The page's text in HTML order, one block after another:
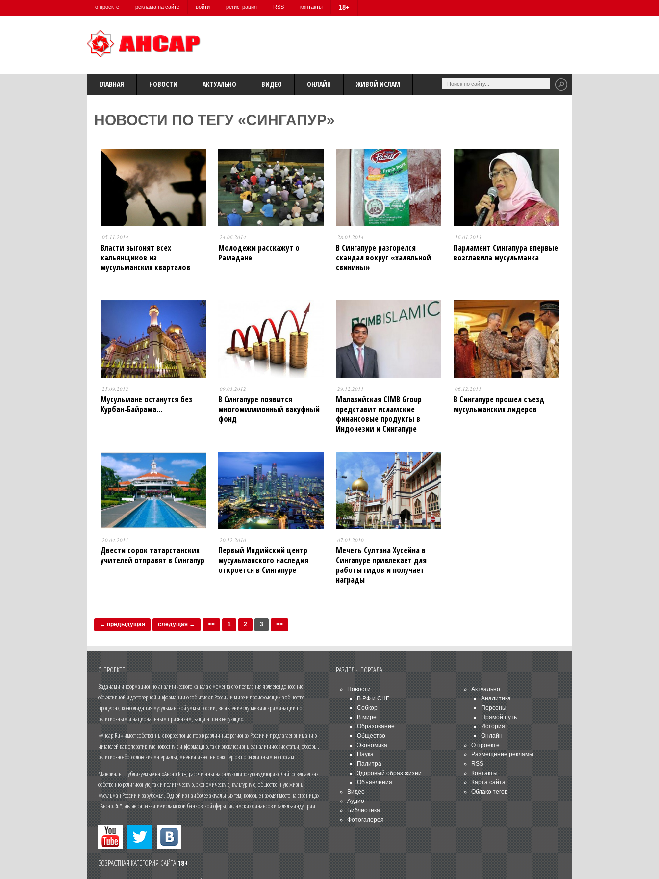
о проекте реклама на сайте войти регистрация RSS контакты 18+
ГЛАВНАЯ НОВОСТИ АКТУАЛЬНО ВИДЕО ОНЛАЙН ЖИВОЙ ИСЛАМ
НОВОСТИ ПО ТЕГУ «СИНГАПУР»
05.11.2014
Власти выгонят всех
кальянщиков из
мусульманских кварталов
24.06.2014
Молодежи расскажут о
Рамадане
28.01.2014
В Сингапуре разгорелся
скандал вокруг «халяльной
свинины»
16.01.2013
Парламент Сингапура впервые
возглавила мусульманка
25.09.2012
Мусульмане останутся без
Курбан-Байрама...
09.03.2012
В Сингапуре появится
многомиллионный вакуфный
фонд
29.12.2011
Малазийская CIMB Group
представит исламские
финансовые продукты в
Индонезии и Сингапуре
06.12.2011
В Сингапуре прошел съезд
мусульманских лидеров
20.04.2011
Двести сорок татарстан­ских
учителей отправят в Сингапур
20.12.2010
Первый Индийский центр
мусульманского наследия
откроется в Сингапуре
07.01.2010
Мечеть Султана Хусейна в
Сингапуре привлекает для
работы гидов и получает
награды
← предыдущая следущая → << 1 2 3 >>
О ПРОЕКТЕ
Задачами информационно-аналитического канала с момента его появления является донесение
объективной и достоверной информации о событиях в России и мире и происходящих в обществе
процессах, консолидация мусульманской уммы России, выявление случаев дискриминации по
религиозным и национальным признакам, защита прав верующих.
«Ансар.Ru» имеет собственных корреспондентов в различных регионах России и предлагает вниманию
читателей как оперативную новостную информацию, так и эксклюзивные аналитические статьи, обзоры,
религиозно-богословские материалы, мнения известных экспертов по различным вопросам.
Материалы, публикуемые на «Ансар.Ru», рассчитаны на самую широкую аудиторию. Сайт освещает как
собственно религиозную, так и политическую, экономическую, культурную, общественную жизнь
мусульман России и зарубежья. Одной из наиболее актуальных тем, которые находят место на страницах
"Ансар.Ru", является развитие исламской банковской сферы, исламских финансов и халяль-индустрии.
ВОЗРАСТНАЯ КАТЕГОРИЯ САЙТА18+
РАЗДЕЛЫ ПОРТАЛА
Новости
В РФ и СНГ
Собкор
В мире
Образование
Общество
Экономика
Наука
Палитра
Здоровый образ жизни
Объявления
Видео
Аудио
Библиотека
Фотогалерея
Актуально
Аналитика
Персоны
Прямой путь
История
Онлайн
О проекте
Размещение рекламы
RSS
Контакты
Карта сайта
Облако тегов